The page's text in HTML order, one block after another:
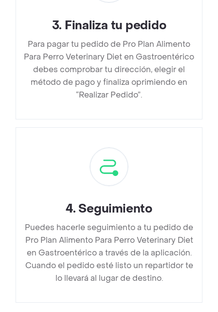
3. Finaliza tu pedido
Para pagar tu pedido de Pro Plan Alimento
Para Perro Veterinary Diet en Gastroentérico
debes comprobar tu dirección, elegir el
método de pago y finaliza oprimiendo en
“Realizar Pedido”.
4. Seguimiento
Puedes hacerle seguimiento a tu pedido de
Pro Plan Alimento Para Perro Veterinary Diet
en Gastroentérico a través de la aplicación.
Cuando el pedido esté listo un repartidor te
lo llevará al lugar de destino.